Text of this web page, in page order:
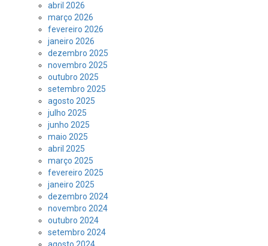
abril 2026
março 2026
fevereiro 2026
janeiro 2026
dezembro 2025
novembro 2025
outubro 2025
setembro 2025
agosto 2025
julho 2025
junho 2025
maio 2025
abril 2025
março 2025
fevereiro 2025
janeiro 2025
dezembro 2024
novembro 2024
outubro 2024
setembro 2024